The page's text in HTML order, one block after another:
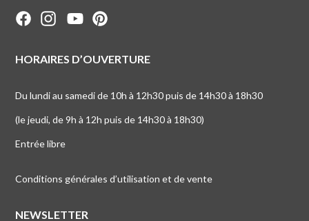
HORAIRES D’OUVERTURE
Du lundi au samedi de 10h à 12h30 puis de 14h30 à 18h30
(le jeudi, de 9h à 12h puis de 14h30 à 18h30)
Entrée libre
Conditions générales d’utilisation et de vente
NEWSLETTER